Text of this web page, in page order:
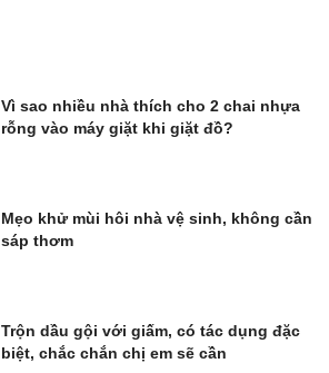
Vì sao nhiều nhà thích cho 2 chai nhựa
rỗng vào máy giặt khi giặt đồ?
Mẹo khử mùi hôi nhà vệ sinh, không cần
sáp thơm
Trộn dầu gội với giấm, có tác dụng đặc
biệt, chắc chắn chị em sẽ cần